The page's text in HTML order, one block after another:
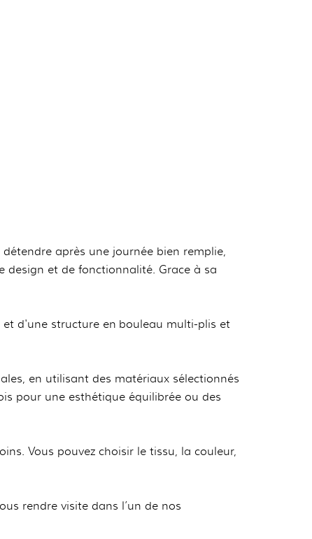
après une journée bien remplie,
design et de fonctionnalité. Grace à sa
d'une structure en bouleau multi-plis et
en utilisant des matériaux sélectionnés
pour une esthétique équilibrée ou des
Vous pouvez choisir le tissu, la couleur,
rendre visite dans l’un de nos